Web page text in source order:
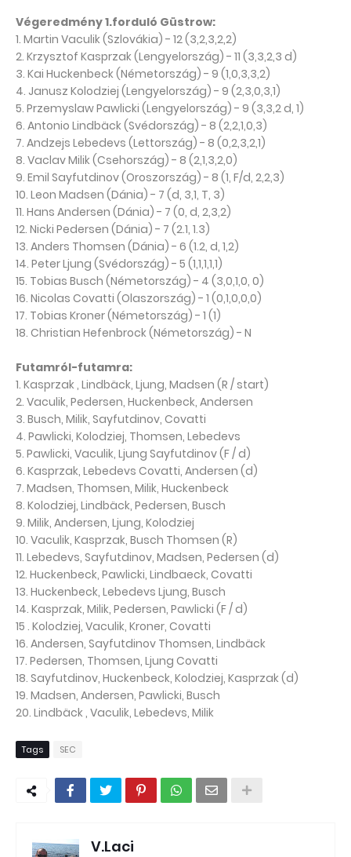
Végeredmény 1.forduló Güstrow:
1. Martin Vaculik (Szlovákia) - 12 (3,2,3,2,2)
2. Krzysztof Kasprzak (Lengyelország) - 11 (3,3,2,3 d)
3. Kai Huckenbeck (Németország) - 9 (1,0,3,3,2)
4. Janusz Kolodziej (Lengyelország) - 9 (2,3,0,3,1)
5. Przemyslaw Pawlicki (Lengyelország) - 9 (3,3,2 d, 1)
6. Antonio Lindbäck (Svédország) - 8 (2,2,1,0,3)
7. Andzejs Lebedevs (Lettország) - 8 (0,2,3,2,1)
8. Vaclav Milik (Csehország) - 8 (2,1,3,2,0)
9. Emil Sayfutdinov (Oroszország) - 8 (1, F/d, 2,2,3)
10. Leon Madsen (Dánia) - 7 (d, 3,1, T, 3)
11. Hans Andersen (Dánia) - 7 (0, d, 2,3,2)
12. Nicki Pedersen (Dánia) - 7 (2.1, 1.3)
13. Anders Thomsen (Dánia) - 6 (1.2, d, 1,2)
14. Peter Ljung (Svédország) - 5 (1,1,1,1,1)
15. Tobias Busch (Németország) - 4 (3,0,1,0, 0)
16. Nicolas Covatti (Olaszország) - 1 (0,1,0,0,0)
17. Tobias Kroner (Németország) - 1 (1)
18. Christian Hefenbrock (Németország) - N
Futamról-futamra:
1. Kasprzak , Lindbäck, Ljung, Madsen (R / start)
2. Vaculik, Pedersen, Huckenbeck, Andersen
3. Busch, Milik, Sayfutdinov, Covatti
4. Pawlicki, Kolodziej, Thomsen, Lebedevs
5. Pawlicki, Vaculik, Ljung Sayfutdinov (F / d)
6. Kasprzak, Lebedevs Covatti, Andersen (d)
7. Madsen, Thomsen, Milik, Huckenbeck
8. Kolodziej, Lindbäck, Pedersen, Busch
9. Milik, Andersen, Ljung, Kolodziej
10. Vaculik, Kasprzak, Busch Thomsen (R)
11. Lebedevs, Sayfutdinov, Madsen, Pedersen (d)
12. Huckenbeck, Pawlicki, Lindbaeck, Covatti
13. Huckenbeck, Lebedevs Ljung, Busch
14. Kasprzak, Milik, Pedersen, Pawlicki (F / d)
15 . Kolodziej, Vaculik, Kroner, Covatti
16. Andersen, Sayfutdinov Thomsen, Lindbäck
17. Pedersen, Thomsen, Ljung Covatti
18. Sayfutdinov, Huckenbeck, Kolodziej, Kasprzak (d)
19. Madsen, Andersen, Pawlicki, Busch
20. Lindbäck , Vaculik, Lebedevs, Milik
Tags SEC
V.Laci